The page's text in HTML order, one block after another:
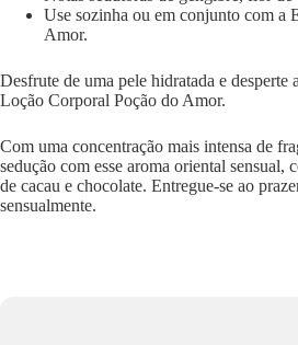
Use sozinha ou em conjunto com a
Amor.
Desfrute de uma pele hidratada e desperte
Loção Corporal Poção do Amor.
Com uma concentração mais intensa de
sedução com esse aroma oriental sensual,
de cacau e chocolate. Entregue-se ao
sensualmente.